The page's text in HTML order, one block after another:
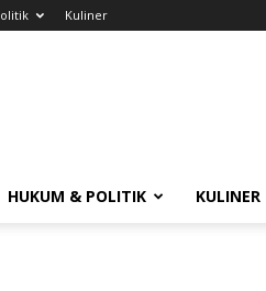
Kuliner
HUKUM & POLITIK KULINER